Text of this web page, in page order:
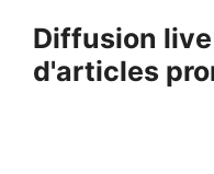
contenu
Diffusion
d'articles